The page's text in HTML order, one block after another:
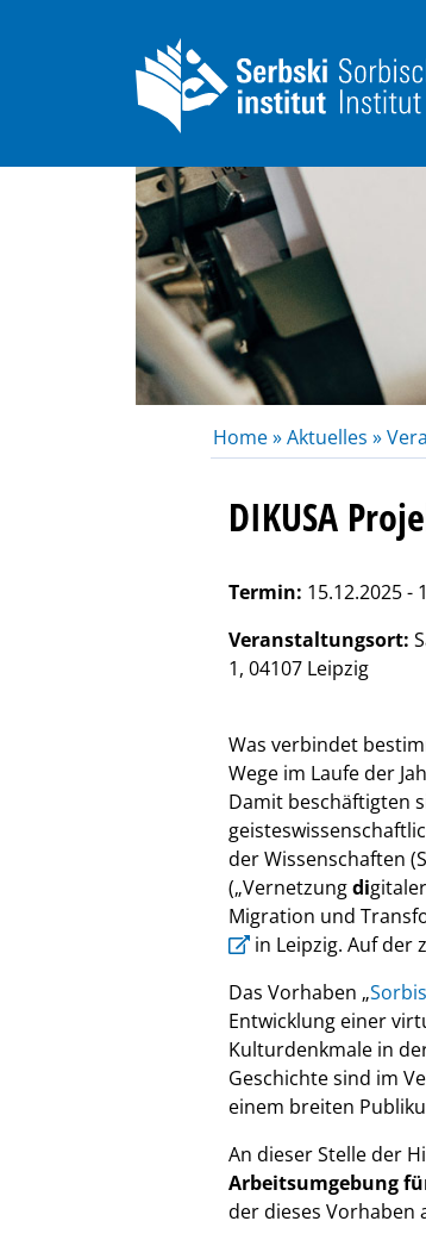
Home »Aktuelles »
DIKUSA
Termin: 15.12.2025 -
Veranstaltungsort:
1, 04107 Leipzig
Was verbindet
Wege im Laufe der
Damit beschäftigten
der Wissenschaften
(„Vernetzungdigitaler
Migration und
in Leipzig. Auf der
Das Vorhaben „
Entwicklung einer
Kulturdenkmale in
Geschichte sind im
einem breiten
An dieser Stelle der
Arbeitsumgebung
der dieses Vorhaben